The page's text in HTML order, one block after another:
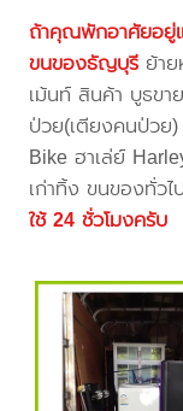
ถ้าคุณพักอาศัยอยู่
ขนของธัญบุรี ย้า
เม้นท์ สินค้า บูธขา
ป่วย(เตียงคนป่วย
Bike ฮาเล่ย์
เก่าทิ้ง ขนของทั่วไ
ใช้ 24 ชั่วโมงครับ